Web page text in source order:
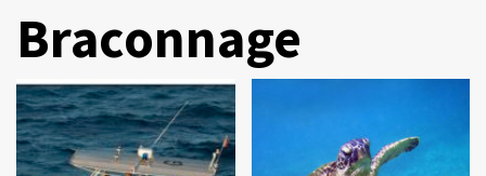
Braconnage